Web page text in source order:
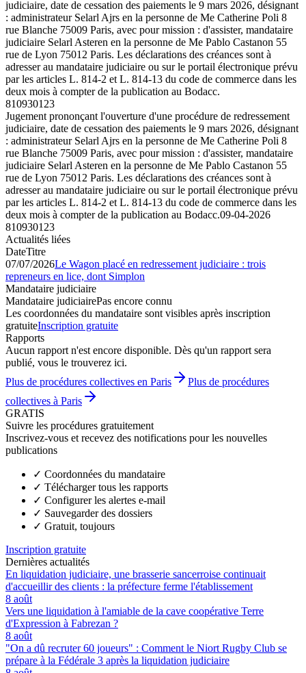
judiciaire, date de cessation des paiements le 9 mars 2026, désignant
: administrateur Selarl Ajrs en la personne de Me Catherine Poli 8
rue Blanche 75009 Paris, avec pour mission : d'assister, mandataire
judiciaire Selarl Asteren en la personne de Me Pablo Castanon 55
rue de Lyon 75012 Paris. Les déclarations des créances sont à
adresser au mandataire judiciaire ou sur le portail électronique prévu
par les articles L. 814-2 et L. 814-13 du code de commerce dans les
deux mois à compter de la publication au Bodacc.
810930123
Jugement prononçant l'ouverture d'une procédure de redressement
judiciaire, date de cessation des paiements le 9 mars 2026, désignant
: administrateur Selarl Ajrs en la personne de Me Catherine Poli 8
rue Blanche 75009 Paris, avec pour mission : d'assister, mandataire
judiciaire Selarl Asteren en la personne de Me Pablo Castanon 55
rue de Lyon 75012 Paris. Les déclarations des créances sont à
adresser au mandataire judiciaire ou sur le portail électronique prévu
par les articles L. 814-2 et L. 814-13 du code de commerce dans les
deux mois à compter de la publication au Bodacc.09-04-2026
810930123
Actualités liées
DateTitre
07/07/2026Le Wagon placé en redressement judiciaire : trois
repreneurs en lice, dont Simplon
Mandataire judiciaire
Mandataire judiciairePas encore connu
Les coordonnées du mandataire sont visibles après inscription
gratuiteInscription gratuite
Rapports
Aucun rapport n'est encore disponible. Dès qu'un rapport sera
publié, vous le trouverez ici.
Plus de procédures collectives en Paris
Plus de procédures
collectives à Paris
GRATIS
Suivre les procédures gratuitement
Inscrivez-vous et recevez des notifications pour les nouvelles
publications
✓ Coordonnées du mandataire
✓ Télécharger tous les rapports
✓ Configurer les alertes e-mail
✓ Sauvegarder des dossiers
✓ Gratuit, toujours
Inscription gratuite
Dernières actualités
En liquidation judiciaire, une brasserie sancerroise continuait
d'accueillir des clients : la préfecture ferme l'établissement
8 août
Vers une liquidation à l'amiable de la cave coopérative Terre
d'Expression à Fabrezan ?
8 août
"On a dû recruter 60 joueurs" : Comment le Niort Rugby Club se
prépare à la Fédérale 3 après la liquidation judiciaire